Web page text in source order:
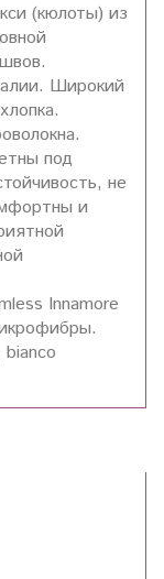
(кюлоты) из
Широкий
под
не
и
Innamore